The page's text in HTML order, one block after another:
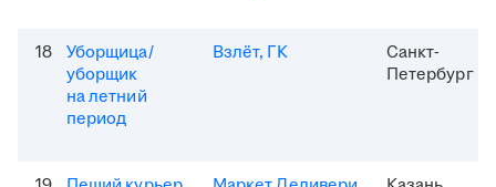
18
Уборщица/
уборщик
на летний
период
Взлёт, ГК
Санкт-
Петербург